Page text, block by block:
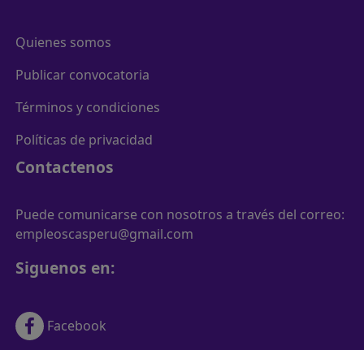
Quienes somos
Publicar convocatoria
Términos y condiciones
Políticas de privacidad
Contactenos
Puede comunicarse con nosotros a través del correo:
empleoscasperu@gmail.com
Siguenos en:
Facebook